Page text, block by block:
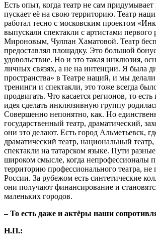
Есть опыт, когда театр не сам
пускает её на свою территорию. Театр
работал тесно с московским проектом
выпускали спектакли с артистами первого
Мироновым, Чулпан Хаматовой. Театр
предоставлял площадку. Это большой
удовольствие. Но и это такая инклюзия,
личных связях, а не на интенции. Я была
пространства» в Театре наций, и мы
тренинги и спектакли, это тоже всегда
продвигать. Что касается регионов, то
идея сделать инклюзивную группу
Совершенно непонятно, как. Но
государственный театр, драматический,
они это делают. Есть город Альметьевск,
драматический театр, национальный
спектакли на татарском языке. Пути
широком смысле, когда непрофессионалы
территорию профессионального театра, не
России. За рубежом есть синтетические
они получают финансирование и
маленьких городов.
– То есть даже и актёры наши
Н.П.: